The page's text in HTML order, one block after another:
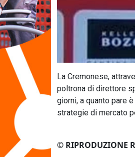
La Cremonese,
poltrona di direttore
giorni, a quanto pare
strategie di mercato
© RIPRODUZIONE